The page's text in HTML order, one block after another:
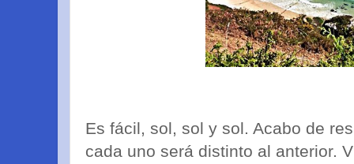
Es fácil, sol, sol y sol. Acabo de
cada uno será distinto al anterior.